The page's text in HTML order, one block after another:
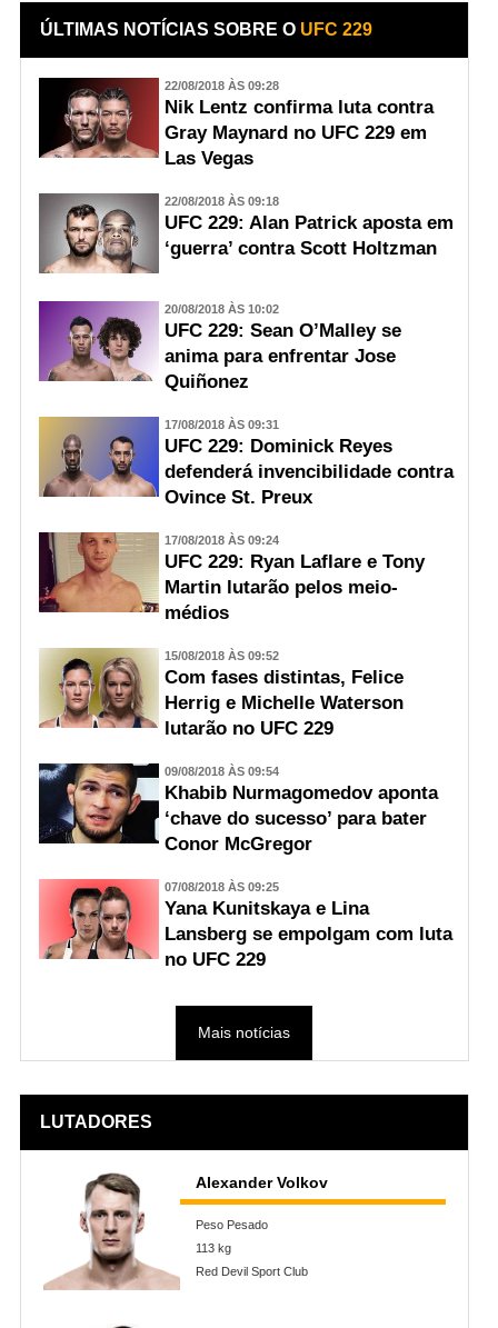
ÚLTIMAS NOTÍCIAS SOBRE O UFC 229
22/08/2018 ÀS 09:28
Nik Lentz confirma luta contra
Gray Maynard no UFC 229 em
Las Vegas
22/08/2018 ÀS 09:18
UFC 229: Alan Patrick aposta em
‘guerra’ contra Scott Holtzman
20/08/2018 ÀS 10:02
UFC 229: Sean O’Malley se
anima para enfrentar Jose
Quiñonez
17/08/2018 ÀS 09:31
UFC 229: Dominick Reyes
defenderá invencibilidade contra
Ovince St. Preux
17/08/2018 ÀS 09:24
UFC 229: Ryan Laflare e Tony
Martin lutarão pelos meio-
médios
15/08/2018 ÀS 09:52
Com fases distintas, Felice
Herrig e Michelle Waterson
lutarão no UFC 229
09/08/2018 ÀS 09:54
Khabib Nurmagomedov aponta
‘chave do sucesso’ para bater
Conor McGregor
07/08/2018 ÀS 09:25
Yana Kunitskaya e Lina
Lansberg se empolgam com luta
no UFC 229
Mais notícias
LUTADORES
Alexander Volkov
Peso Pesado
113 kg
Red Devil Sport Club